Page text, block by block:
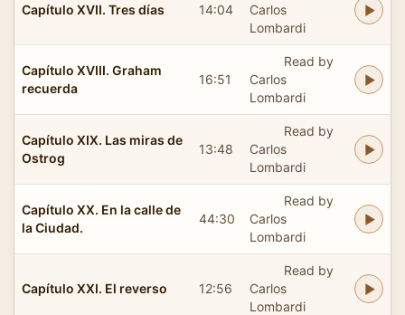
Capítulo XVII. Tres días 14:04
Carlos
Lombardi
Capítulo XVIII. Graham
recuerda
16:51
Read by
Carlos
Lombardi
Capítulo XIX. Las miras de
Ostrog
13:48
Read by
Carlos
Lombardi
Capítulo XX. En la calle de
la Ciudad.
44:30
Read by
Carlos
Lombardi
Capítulo XXI. El reverso 12:56
Read by
Carlos
Lombardi